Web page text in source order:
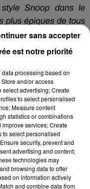
Snoop dans le
plus épiques de tous
et ne lâchez rien.
Jeux inoubliables,
que le meilleur brille
Dogg, qu'il n'en
rappeur avait déjà
en équitation
en 2021 (reportés
Covid-19). Il était
Hart, dans une vidéo
sur YouTube.
est notre priorité
processing based on
and/or access
select advertising; Create
to select personalised
Measure content
statistics or combinations
services; Create
to select personalised
security, prevent and
advertising and content;
technologies may
browsing data to offer
on information actively
and combine data from
sans accepter